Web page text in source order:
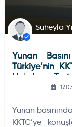
Süheyla
Yunan
Türkiye’nin
Hukukunu
Yunan
KKTC’ye